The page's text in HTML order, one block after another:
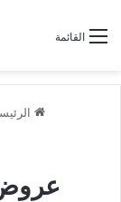
القائمة
عروض